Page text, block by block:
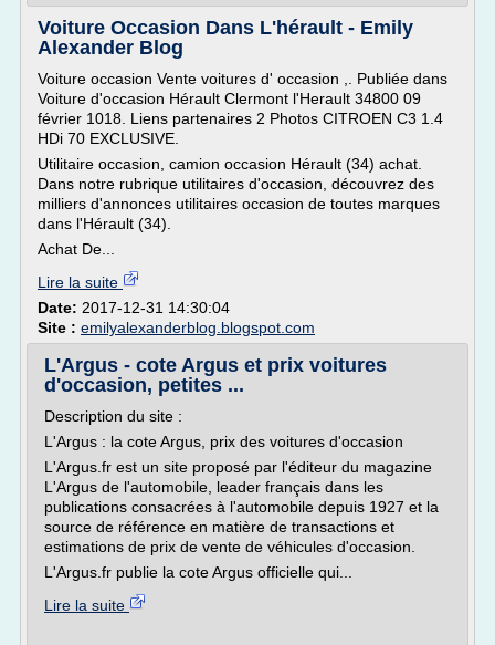
Voiture Occasion Dans L'hérault - Emily
Alexander Blog
Voiture occasion Vente voitures d' occasion ,. Publiée dans
Voiture d'occasion Hérault Clermont l'Herault 34800 09
février 1018. Liens partenaires 2 Photos CITROEN C3 1.4
HDi 70 EXCLUSIVE.
Utilitaire occasion, camion occasion Hérault (34) achat.
Dans notre rubrique utilitaires d'occasion, découvrez des
milliers d'annonces utilitaires occasion de toutes marques
dans l'Hérault (34).
Achat De...
Lire la suite
Date: 2017-12-31 14:30:04
Site : emilyalexanderblog.blogspot.com
L'Argus - cote Argus et prix voitures
d'occasion, petites ...
Description du site :
L'Argus : la cote Argus, prix des voitures d'occasion
L'Argus.fr est un site proposé par l'éditeur du magazine
L'Argus de l'automobile, leader français dans les
publications consacrées à l'automobile depuis 1927 et la
source de référence en matière de transactions et
estimations de prix de vente de véhicules d'occasion.
L'Argus.fr publie la cote Argus officielle qui...
Lire la suite